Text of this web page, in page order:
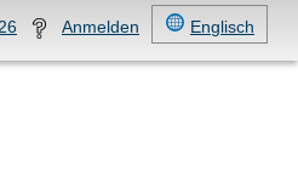
Englisch
Anmelden